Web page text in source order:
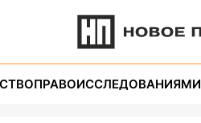
ПРАВОИССЛЕДОВАНИЯ